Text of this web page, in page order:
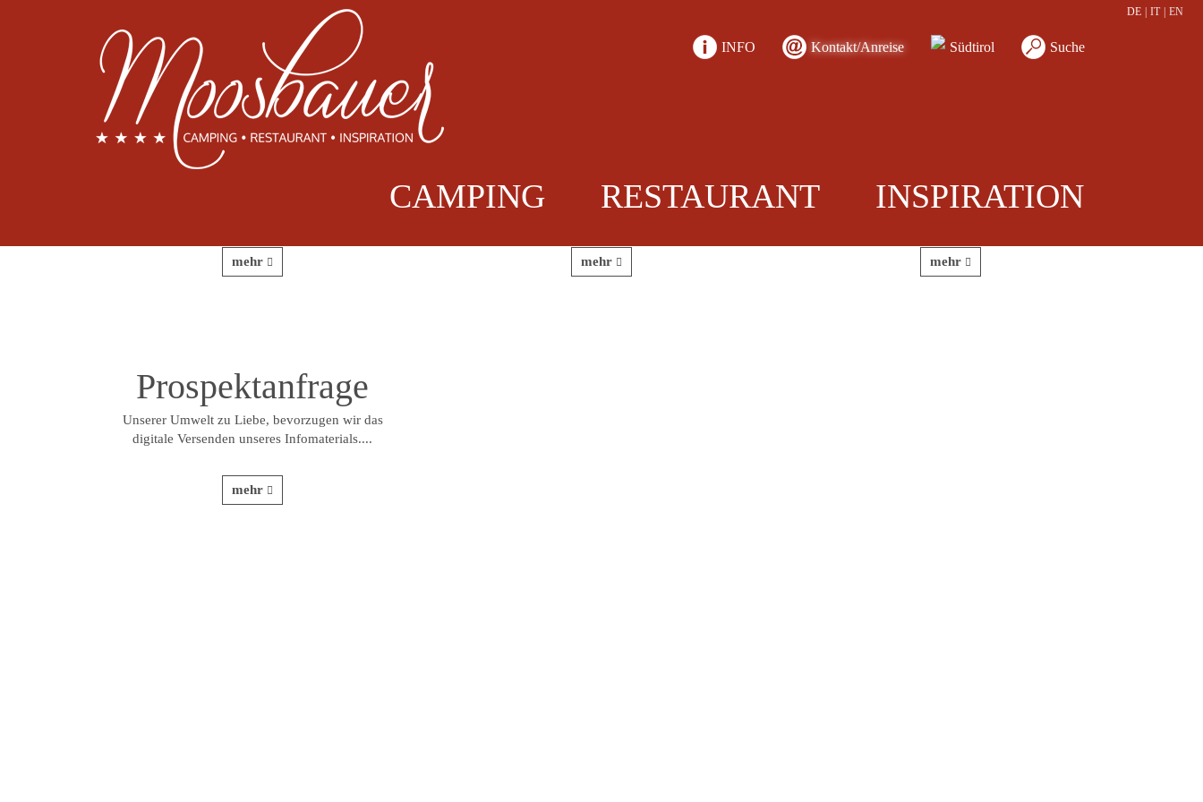
DE IT EN
INFO Kontakt/Anreise Südtirol Suche
CAMPING RESTAURANT INSPIRATION
home
Kontakt
mehr
Hier finden Sie aktuelle Infos zur Anreise über
den Brenner (Lueggbrücke) und...
mehr
Reservierungsminimum drei Nächte. Für
kürzere Aufenthalte bitten wir Sie,...
mehr
Prospektanfrage
Unserer Umwelt zu Liebe, bevorzugen wir das
digitale Versenden unseres Infomaterials....
mehr